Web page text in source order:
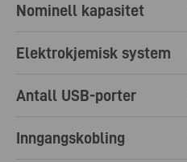
Nominell kapasitet
Elektrokjemisk system
Antall USB-porter
Inngangskobling